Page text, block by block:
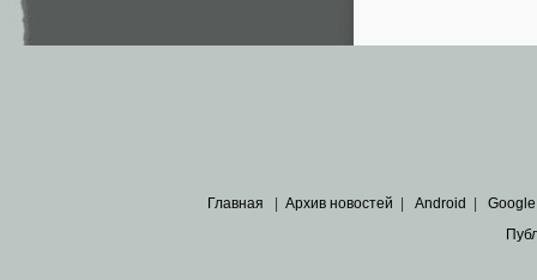
Главная Архив новостей Android Google